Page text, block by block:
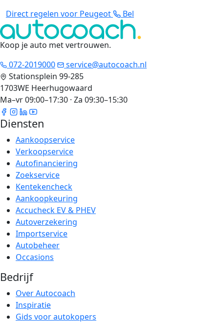
Direct regelen voor Peugeot
Bel
Koop je auto met vertrouwen.
072-2019000
service@autocoach.nl
Stationsplein 99-285
1703WE Heerhugowaard
Ma–vr 09:00–17:30 · Za 09:30–15:30
Diensten
Aankoopservice
Verkoopservice
Autofinanciering
Zoekservice
Kentekencheck
Aankoopkeuring
Accucheck EV & PHEV
Autoverzekering
Importservice
Autobeheer
Occasions
Bedrijf
Over Autocoach
Inspiratie
Gids voor autokopers